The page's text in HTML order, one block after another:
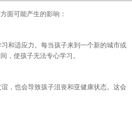
面可能产生的影响：
和适应力。每当孩子来到一个新的城市或
，使孩子无法专心学习。
，也会导致孩子沮丧和亚健康状态。这会